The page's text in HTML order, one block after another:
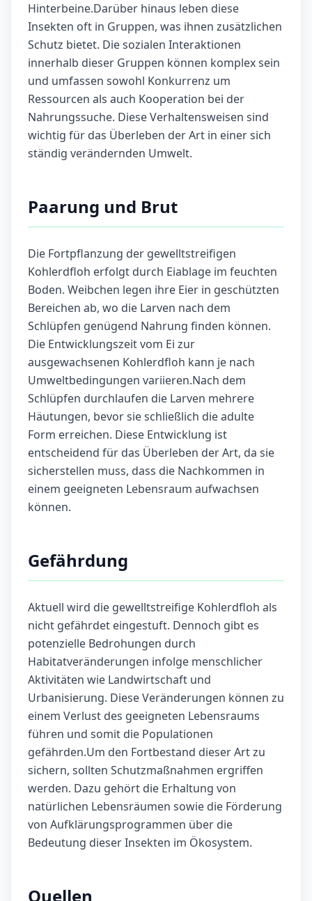
Hinterbeine.Darüber hinaus leben diese
Insekten oft in Gruppen, was ihnen zusätzlichen
Schutz bietet. Die sozialen Interaktionen
innerhalb dieser Gruppen können komplex sein
und umfassen sowohl Konkurrenz um
Ressourcen als auch Kooperation bei der
Nahrungssuche. Diese Verhaltensweisen sind
wichtig für das Überleben der Art in einer sich
ständig verändernden Umwelt.
Paarung und Brut
Die Fortpflanzung der gewelltstreifigen
Kohlerdfloh erfolgt durch Eiablage im feuchten
Boden. Weibchen legen ihre Eier in geschützten
Bereichen ab, wo die Larven nach dem
Schlüpfen genügend Nahrung finden können.
Die Entwicklungszeit vom Ei zur
ausgewachsenen Kohlerdfloh kann je nach
Umweltbedingungen variieren.Nach dem
Schlüpfen durchlaufen die Larven mehrere
Häutungen, bevor sie schließlich die adulte
Form erreichen. Diese Entwicklung ist
entscheidend für das Überleben der Art, da sie
sicherstellen muss, dass die Nachkommen in
einem geeigneten Lebensraum aufwachsen
können.
Gefährdung
Aktuell wird die gewelltstreifige Kohlerdfloh als
nicht gefährdet eingestuft. Dennoch gibt es
potenzielle Bedrohungen durch
Habitatveränderungen infolge menschlicher
Aktivitäten wie Landwirtschaft und
Urbanisierung. Diese Veränderungen können zu
einem Verlust des geeigneten Lebensraums
führen und somit die Populationen
gefährden.Um den Fortbestand dieser Art zu
sichern, sollten Schutzmaßnahmen ergriffen
werden. Dazu gehört die Erhaltung von
natürlichen Lebensräumen sowie die Förderung
von Aufklärungsprogrammen über die
Bedeutung dieser Insekten im Ökosystem.
Quellen